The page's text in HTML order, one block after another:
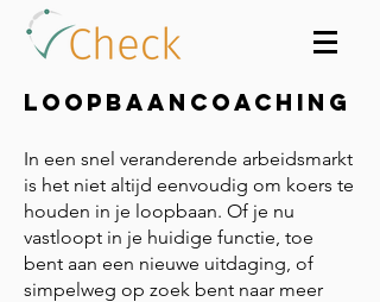
Loopbaancoaching
In een snel veranderende arbeidsmarkt
is het niet altijd eenvoudig om koers te
houden in je loopbaan. Of je nu
vastloopt in je huidige functie, toe
bent aan een nieuwe uitdaging, of
simpelweg op zoek bent naar meer